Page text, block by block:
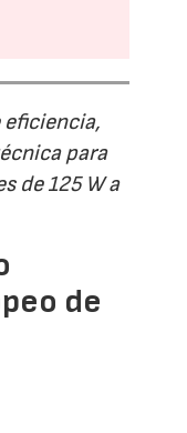
eficiencia,
para
de 125 W a
de